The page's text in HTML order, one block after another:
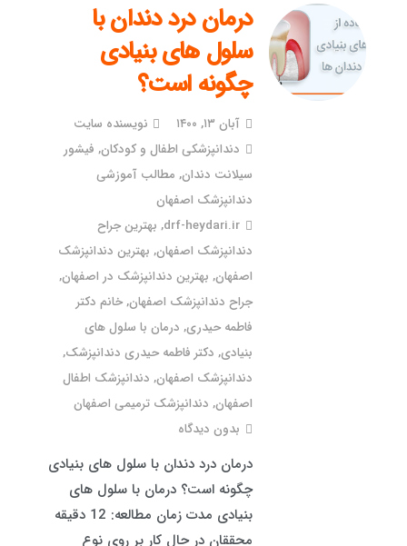
درمان درد دندان با
سلول های بنیادی
چگونه است؟
آبان ۱۳, ۱۴۰۰
نویسنده سایت
دندانپزشکی اطفال و کودکان, فیشور
سیلانت دندان, مطالب آموزشی
دندانپزشک اصفهان
drf-heydari.ir
, بهترین جراح
دندانپزشک اصفهان, بهترین دندانپزشک
اصفهان, بهترین دندانپزشک در اصفهان,
جراح دندانپزشک اصفهان,خانم دکتر
فاطمه حیدری, درمان با سلول های
بنیادی, دکتر فاطمه حیدری دندانپزشک,
دندانپزشک اصفهان, دندانپزشک اطفال
اصفهان, دندانپزشک ترمیمی اصفهان
بدون دیدگاه
درمان درد دندان با سلول های بنیادی
چگونه است؟ درمان با سلول های
بنیادی مدت زمان مطالعه: 12 دقیقه
محققان در حال کار بر روی نوع